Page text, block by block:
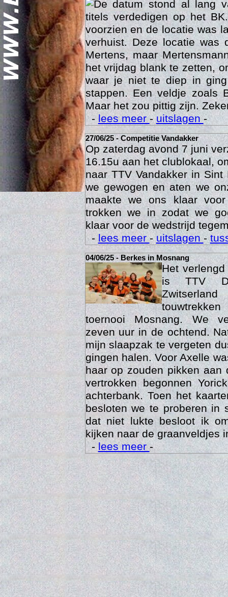
30/06/25 - Berketrekkers Verlengen
De datum stond al lang
titels verdedigen op het
voorzien en de locatie was
verhuist. Deze locatie was
Mertens, maar
het vrijdag blank te zetten,
waar je niet te diep in
stappen. Een veldje zoals
Maar het zou pittig zijn.
-lees meer-uitslagen-
27/06/25 - Competitie Vandakker
Op zaterdag avond 7 juni
16.15u aan het clublokaal,
naar TTV Vandakker in
we gewogen en aten we
maakte we ons klaar
trokken we in zodat we
klaar voor de wedstrijd
-lees meer-uitslagen-
04/06/25 - Berkes in Mosnang
Het
is TTV
toernooi Mosnang. We
zeven uur in de ochtend.
mijn slaapzak te vergeten
gingen halen. Voor Axelle
haar op zouden pikken aan
vertrokken begonnen
achterbank. Toen het
besloten we te proberen in
dat niet lukte besloot ik
kijken naar de graanveldjes
-lees meer-